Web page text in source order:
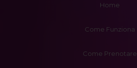
Home
Come Funziona
Come Prenotare